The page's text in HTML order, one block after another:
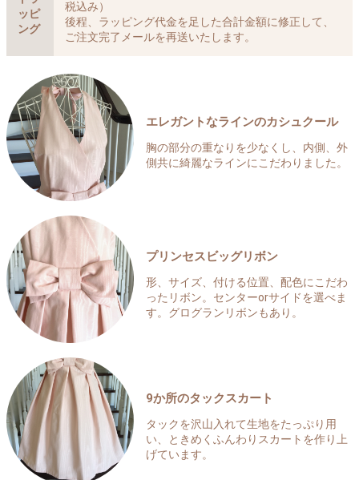
ッピ
ング
税込み）
後程、ラッピング代金を足した合計金額に修正して、
ご注文完了メールを再送いたします。
エレガントなラインのカシュクール
胸の部分の重なりを少なくし、内側、外
側共に綺麗なラインにこだわりました。
プリンセスビッグリボン
形、サイズ、付ける位置、配色にこだわ
ったリボン。センターorサイドを選べま
す。グログランリボンもあり。
9か所のタックスカート
タックを沢山入れて生地をたっぷり用
い、ときめくふんわりスカートを作り上
げています。